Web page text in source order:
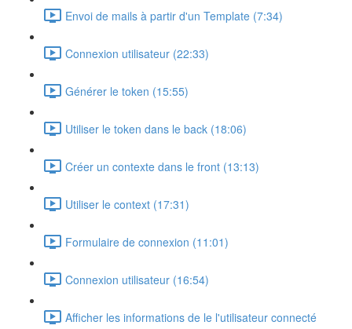
Envoi de mails à partir d'un Template (7:34)
Connexion utilisateur (22:33)
Générer le token (15:55)
Utiliser le token dans le back (18:06)
Créer un contexte dans le front (13:13)
Utiliser le context (17:31)
Formulaire de connexion (11:01)
Connexion utilisateur (16:54)
Afficher les informations de le l'utilisateur connecté